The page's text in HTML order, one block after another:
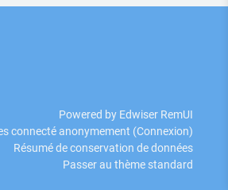
Powered by Edwiser RemUI
connecté anonymement (Connexion)
Résumé de conservation de données
Passer au thème standard